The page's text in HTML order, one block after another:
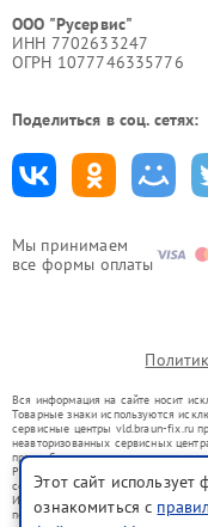
Мы принимаем
все формы оплаты
ООО "Русервис"
ИНН 7702633247
ОГРН 1077746335776
Поделиться в соц. сетях:
Вся информация на сайте носит
Товарные знаки используются
сервисные центры vld.braun-fix.ru
неавторизованных сервисных
правообладателями товарных
Ремонт осуществляется для
со статьей 1487 ГК РФ.
Использование товарных знаков не
потребителей в заблуждение, а
Этот сайт
ознакомиться с